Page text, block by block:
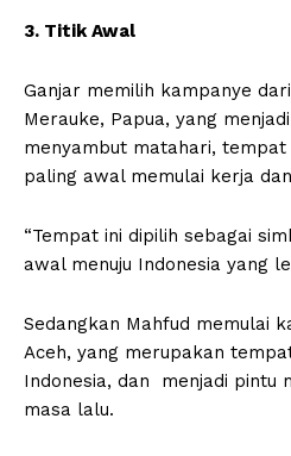
3. Titik Awal
Ganjar memilih kampanye
Merauke, Papua, yang
menyambut matahari,
paling awal memulai kerja
“Tempat ini dipilih sebagai
awal menuju Indonesia yang
Sedangkan Mahfud memulai
Aceh, yang merupakan
Indonesia, dan menjadi pintu
masa lalu.